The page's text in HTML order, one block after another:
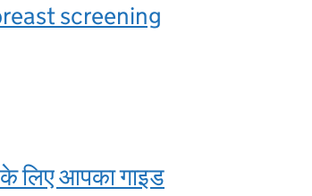
screening
लिए आपका गाइड